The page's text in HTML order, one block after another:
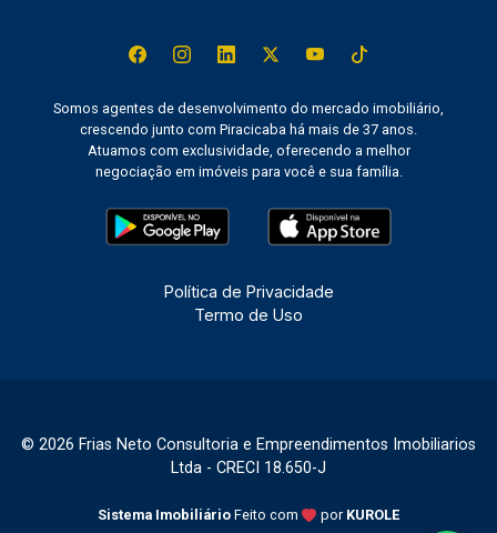
Somos agentes de desenvolvimento do mercado imobiliário,
crescendo junto com Piracicaba há mais de 37 anos.
Atuamos com exclusividade, oferecendo a melhor
negociação em imóveis para você e sua família.
Política de Privacidade
Termo de Uso
© 2026 Frias Neto Consultoria e Empreendimentos Imobiliarios
Ltda - CRECI 18.650-J
Sistema Imobiliário Feito com por KUROLE